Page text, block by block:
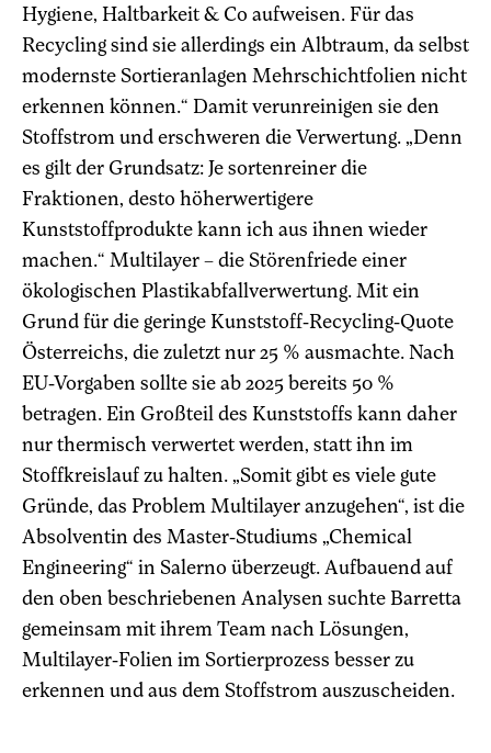
Hygiene, Haltbarkeit & Co aufweisen. Für das
Recycling sind sie allerdings ein Albtraum, da selbst
modernste Sortieranlagen Mehrschichtfolien nicht
erkennen können.“ Damit verunreinigen sie den
Stoffstrom und erschweren die Verwertung. „Denn
es gilt der Grundsatz: Je sortenreiner die
Fraktionen, desto höherwertigere
Kunststoffprodukte kann ich aus ihnen wieder
machen.“ Multilayer – die Störenfriede einer
ökologischen Plastikabfallverwertung. Mit ein
Grund für die geringe Kunststoff-Recycling-Quote
Österreichs, die zuletzt nur 25 % ausmachte. Nach
EU-Vorgaben sollte sie ab 2025 bereits 50 %
betragen. Ein Großteil des Kunststoffs kann daher
nur thermisch verwertet werden, statt ihn im
Stoffkreislauf zu halten. „Somit gibt es viele gute
Gründe, das Problem Multilayer anzugehen“, ist die
Absolventin des Master-Studiums „Chemical
Engineering“ in Salerno überzeugt. Aufbauend auf
den oben beschriebenen Analysen suchte Barretta
gemeinsam mit ihrem Team nach Lösungen,
Multilayer-Folien im Sortierprozess besser zu
erkennen und aus dem Stoffstrom auszuscheiden.